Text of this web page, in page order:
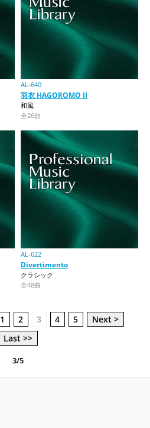
AL-640
羽衣 HAGOROMO II
和風
全26曲
AL-622
Divertimento
クラシック
全48曲
1 2 3 4 5
Next >
Last >>
3/5